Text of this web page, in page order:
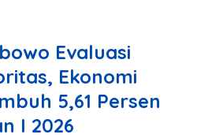
Evaluasi
Ekonomi
5,61 Persen
I 2026